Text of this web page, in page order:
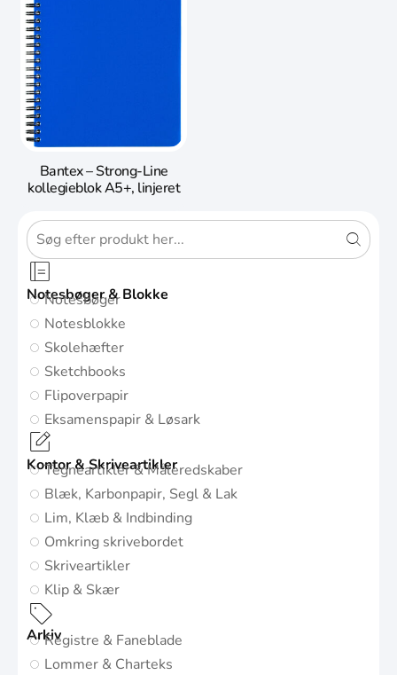
Notesbøger & Blokke
Notesbøger
Notesblokke
Skolehæfter
Sketchbooks
Flipoverpapir
Eksamenspapir & Løsark
Kontor & Skriveartikler
Tegneartikler & Måleredskaber
Blæk, Karbonpapir, Segl & Lak
Lim, Klæb & Indbinding
Omkring skrivebordet
Skriveartikler
Klip & Skær
ArkivRegistre & Faneblade
Lommer & Charteks
Bantex – Strong-Line
kollegieblok A5+, linjeret